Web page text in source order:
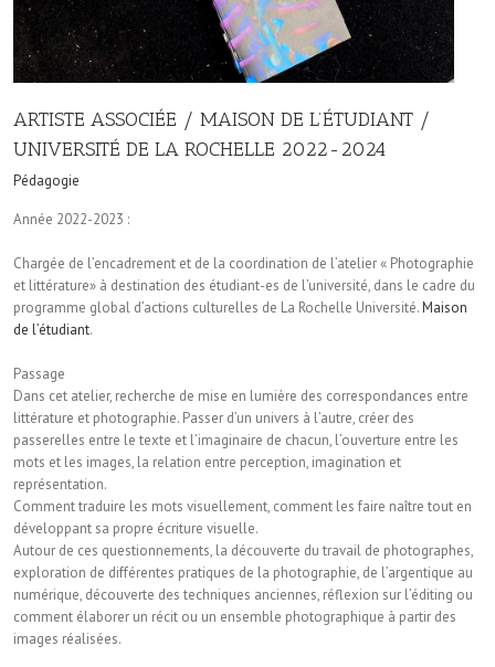
ARTISTE ASSOCIÉE / MAISON DE L’ÉTUDIANT /
UNIVERSITÉ DE LA ROCHELLE 2022-2024
Pédagogie
Année 2022-2023 :
Chargée de l’encadrement et de la coordination de l’atelier « Photographie
et littérature» à destination des étudiant-es de l’université, dans le cadre du
programme global d’actions culturelles de La Rochelle Université.Maison
de l’étudiant.
Passage
Dans cet atelier, recherche de mise en lumière des correspondances entre
littérature et photographie. Passer d’un univers à l’autre, créer des
passerelles entre le texte et l’imaginaire de chacun, l’ouverture entre les
mots et les images, la relation entre perception, imagination et
représentation.
Comment traduire les mots visuellement, comment les faire naître tout en
développant sa propre écriture visuelle.
Autour de ces questionnements, la découverte du travail de photographes,
exploration de différentes pratiques de la photographie, de l’argentique au
numérique, découverte des techniques anciennes, réflexion sur l’éditing ou
comment élaborer un récit ou un ensemble photographique à partir des
images réalisées.